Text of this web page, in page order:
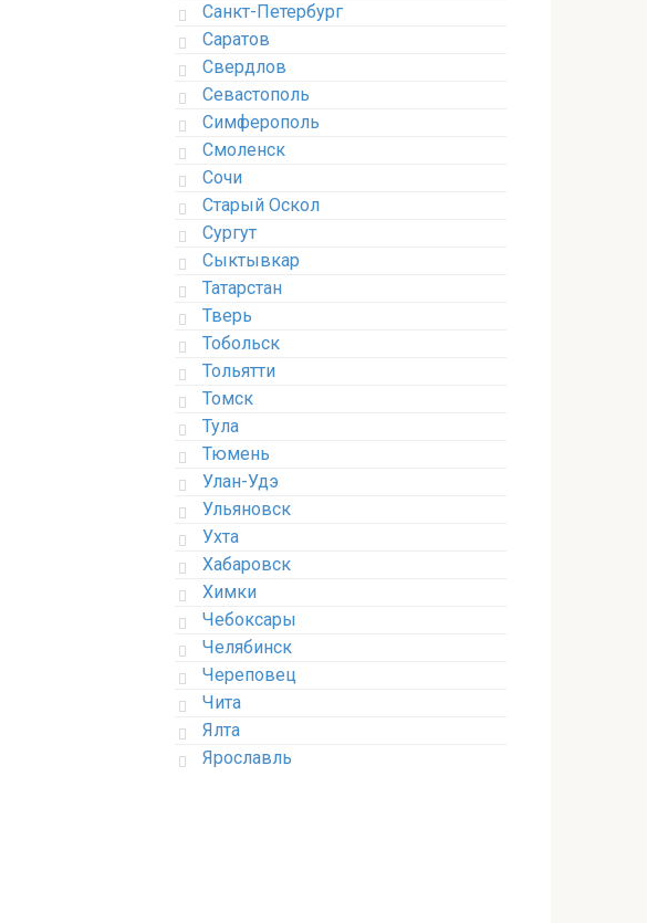
Санкт-Петербург
Саратов
Свердлов
Севастополь
Симферополь
Смоленск
Сочи
Старый Оскол
Сургут
Сыктывкар
Татарстан
Тверь
Тобольск
Тольятти
Томск
Тула
Тюмень
Улан-Удэ
Ульяновск
Ухта
Хабаровск
Химки
Чебоксары
Челябинск
Череповец
Чита
Ялта
Ярославль